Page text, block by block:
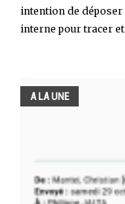
intention de déposer
interne pour tracer
A LA UNE